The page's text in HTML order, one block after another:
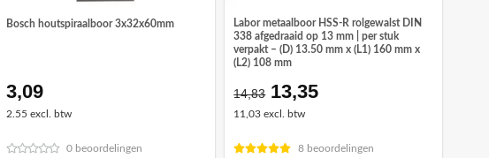
Bosch houtspiraalboor 3x32x60mm
3,09
2.55 excl. btw
0 beoordelingen
Labor metaalboor HSS-R rolgewalst DIN
338 afgedraaid op 13 mm | per stuk
verpakt – (D) 13.50 mm x (L1) 160 mm x
(L2) 108 mm
14,83 Oorspronkelijke
prijs
€14,83.
13,35Huidige
€13,35.
11,03 excl. btw
8 beoordelingen